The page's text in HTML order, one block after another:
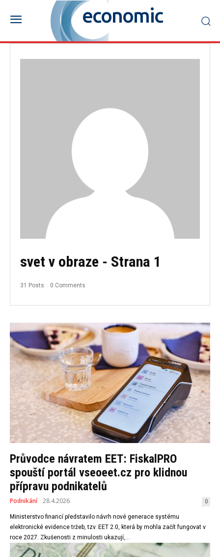
economic
svet v obraze - Strana 1
31 Posts 0 Comments
Průvodce návratem EET: FiskalPRO
spouští portál vseoeet.cz pro klidnou
přípravu podnikatelů
Podnikání 28.4.2026 0
Ministerstvo financí představilo návrh nové generace systému
elektronické evidence tržeb, tzv. EET 2.0, která by mohla začít fungovat v
roce 2027. Zkušenosti z minulosti ukazují,...